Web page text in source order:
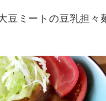
豆ミートの豆乳担々